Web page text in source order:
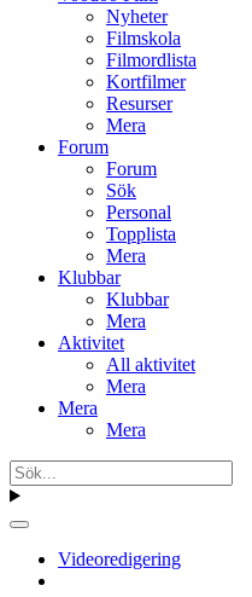
Nyheter
Filmskola
Filmordlista
Kortfilmer
Resurser
Mera
Forum
Forum
Sök
Personal
Topplista
Mera
Klubbar
Klubbar
Mera
Aktivitet
All aktivitet
Mera
Mera
Mera
Videoredigering